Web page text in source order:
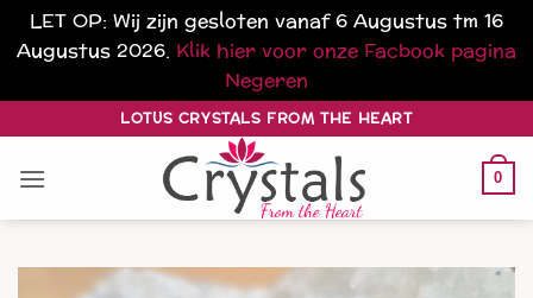
LET OP: Wij zijn gesloten vanaf 6 Augustus tm 16
Augustus 2026. Klik hier voor onze Facbook pagina
Negeren
naar
inhoud
LOTUS CRYSTALS FROM THE HEART
0